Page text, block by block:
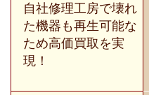
自社修理工房で壊れ
た機器も再生可能な
ため高価買取を実
現！